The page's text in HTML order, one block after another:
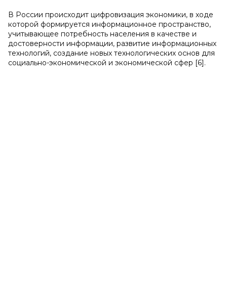
В России происходит цифровизация экономики, в ходе
которой формируется информационное пространство,
учитывающее потребность населения в качестве и
достоверности информации, развитие информационных
технологий, создание новых технологических основ для
социально-экономической и экономической сфер [6].